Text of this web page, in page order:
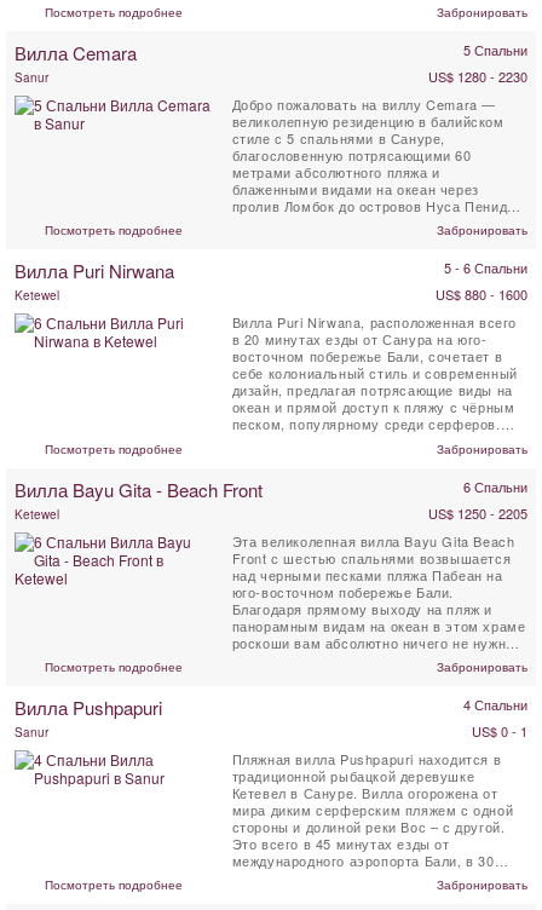
Посмотреть подробнее Забронировать
Вилла Cemara 5 Спальни
Sanur
US$ 1280 - 2230
Добро пожаловать на виллу Cemara —
великолепную резиденцию в балийском
стиле с 5 спальнями в Сануре,
благословенную потрясающими 60
метрами абсолютного пляжа и
блаженными видами на океан через
пролив Ломбок до островов Нуса Пенида и
Посмотреть подробнее Забронировать
Вилла Puri Nirwana 5 - 6 Спальни
Ketewel
US$ 880 - 1600
Вилла Puri Nirwana, расположенная всего
в 20 минутах езды от Санура на юго-
восточном побережье Бали, сочетает в
себе колониальный стиль и современный
дизайн, предлагая потрясающие виды на
океан и прямой доступ к пляжу с чёрным
песком, популярному среди серферов.
Посмотреть подробнее Забронировать
Вилла Bayu Gita - Beach Front 6 Спальни
Ketewel
US$ 1250 - 2205
Эта великолепная вилла Bayu Gita Beach
Front с шестью спальнями возвышается
над черными песками пляжа Пабеан на
юго-восточном побережье Бали.
Благодаря прямому выходу на пляж и
панорамным видам на океан в этом храме
роскоши вам абсолютно ничего не нужно.
Посмотреть подробнее Забронировать
Вилла Pushpapuri 4 Спальни
Sanur
US$ 0 - 1
Пляжная вилла Pushpapuri находится в
традиционной рыбацкой деревушке
Кетевел в Сануре. Вилла огорожена от
мира диким серферским пляжем с одной
стороны и долиной реки Вос – с другой.
Это всего в 45 минутах езды от
международного аэропорта Бали, в 30
Посмотреть подробнее Забронировать